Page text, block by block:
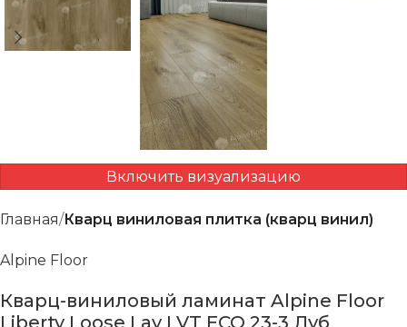
Включить визуализацию
Главная Кварц виниловая плитка (кварц винил)
Alpine Floor
Кварц-виниловый ламинат Alpine Floor
Liberty Loose Lay LVT ECO 23-3 Дуб